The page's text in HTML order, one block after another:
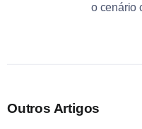
o cenário
Outros Artigos